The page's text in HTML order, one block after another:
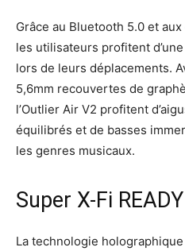
Grâce au Bluetooth 5.0 et
les utilisateurs profitent
lors de leurs déplacements.
5,6mm recouvertes de
l’Outlier Air V2 profitent
équilibrés et de basses
les genres musicaux.
Super X-Fi READY
La technologie